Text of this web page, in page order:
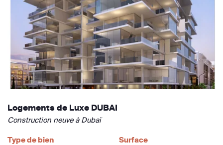
Logements de Luxe DUBAI
Construction neuve à Dubaï
Type de bien
Surface